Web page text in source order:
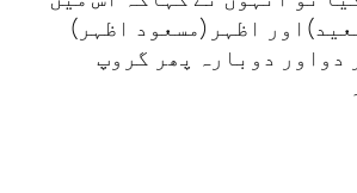
اظہر(مسعود اظہر)
دواور دوبارہ پھر گروپ